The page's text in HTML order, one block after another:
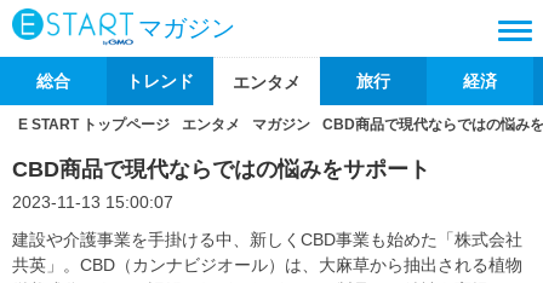
マガジン
総合 トレンド エンタメ 旅行 経済
E START トップページ エンタメ マガジン CBD商品で現代ならではの悩み
CBD商品で現代ならではの悩みをサポート
2023-11-13 15:00:07
建設や介護事業を手掛ける中、新しくCBD事業も始めた「株式会社
共英」。CBD（カンナビジオール）は、大麻草から抽出される植物